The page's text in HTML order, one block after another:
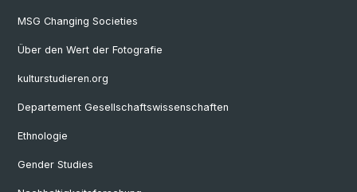
MSG Changing Societies
Über den Wert der Fotografie
kulturstudieren.org
Departement Gesellschaftswissenschaften
Ethnologie
Gender Studies